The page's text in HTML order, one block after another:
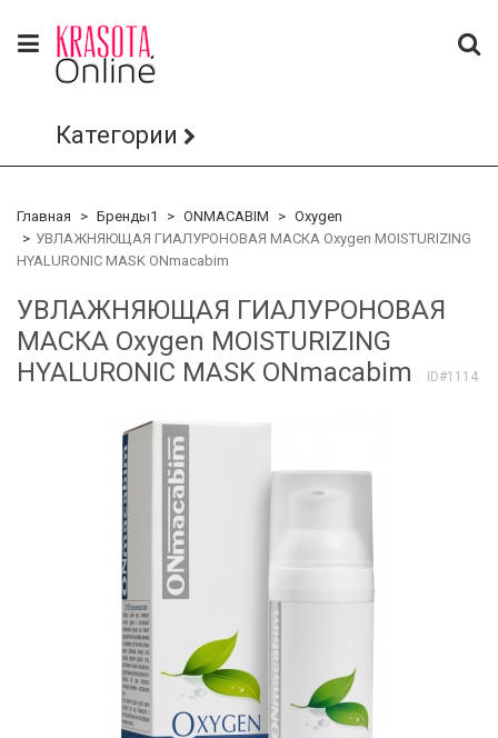
Категории
Главная Бренды1 ONMACABIM
Oxygen
УВЛАЖНЯЮЩАЯ ГИАЛУРОНОВАЯ МАСКА Oxygen MOISTURIZING
HYALURONIC MASK ONmacabim
УВЛАЖНЯЮЩАЯ ГИАЛУРОНОВАЯ
МАСКА Oxygen MOISTURIZING
HYALURONIC MASK ONmacabim
ID#1114